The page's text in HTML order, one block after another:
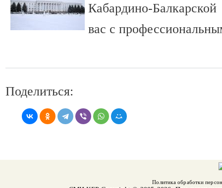
Кабардино-
вас с
Поделиться:
Политика обработки